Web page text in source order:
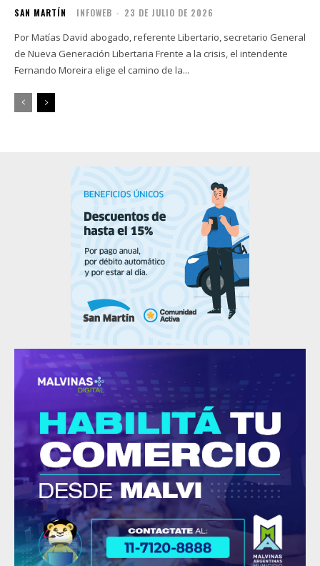
SAN MARTÍN INFOWEB - 23 DE JULIO DE 2026
Por Matías David abogado, referente Libertario, secretario General
de Nueva Generación Libertaria Frente a la crisis, el intendente
Fernando Moreira elige el camino de la...